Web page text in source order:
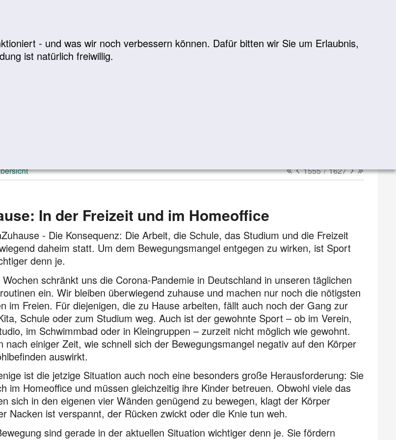
- und was wir noch verbessern können. Dafür bitten wir Sie um Erlaubnis,
ist natürlich freiwillig.
erster
vorheriger
1555/1627nächster
letzter
In der Freizeit und im Homeoffice
- Die Konsequenz: Die Arbeit, die Schule, das Studium und die Freizeit
daheim statt. Um dem Bewegungsmangel entgegen zu wirken, ist Sport
denn je.
schränkt uns die Corona-Pandemie in Deutschland in unseren täglichen
ein. Wir bleiben überwiegend zuhause und machen nur noch die nötigsten
im Freien. Für diejenigen, die zu Hause arbeiten, fällt auch noch der Gang zur
Schule oder zum Studium weg. Auch ist der gewohnte Sport – ob im Verein,
im Schwimmbad oder in Kleingruppen – zurzeit nicht möglich wie gewohnt.
nach einiger Zeit, wie schnell sich der Bewegungsmangel negativ auf den Körper
auswirkt.
ist die jetzige Situation auch noch eine besonders große Heraus­forderung: Sie
im Homeoffice und müssen gleichzeitig ihre Kinder betreuen. Obwohl viele das
sich in den eigenen vier Wänden genügend zu bewegen, klagt der Körper
Nacken ist verspannt, der Rücken zwickt oder die Knie tun weh.
sind gerade in der aktuellen Situation wichtiger denn je. Sie fördern